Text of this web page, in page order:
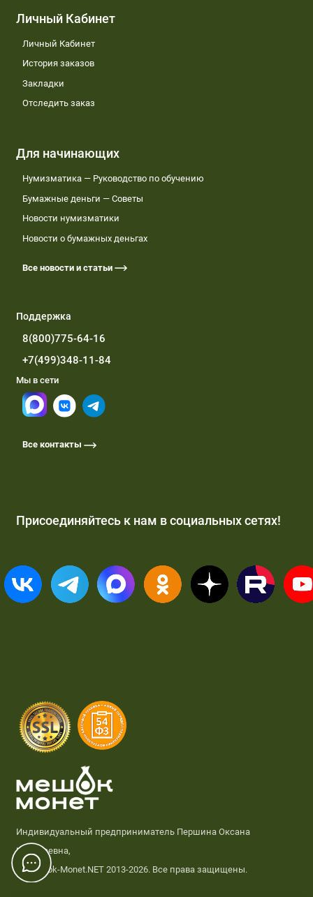
Личный Кабинет
Личный Кабинет
История заказов
Закладки
Отследить заказ
Для начинающих
Нумизматика — Руководство по обучению
Бумажные деньги — Советы
Новости нумизматики
Новости о бумажных деньгах
Все новости и статьи
Поддержка
8(800)775-64-16
+7(499)348-11-84
Мы в сети
Все контакты
Присоединяйтесь к нам в социальных сетях!
Индивидуальный предприниматель Першина Оксана
Николаевна,
© Meshok-Monet.NET 2013-2026. Все права защищены.